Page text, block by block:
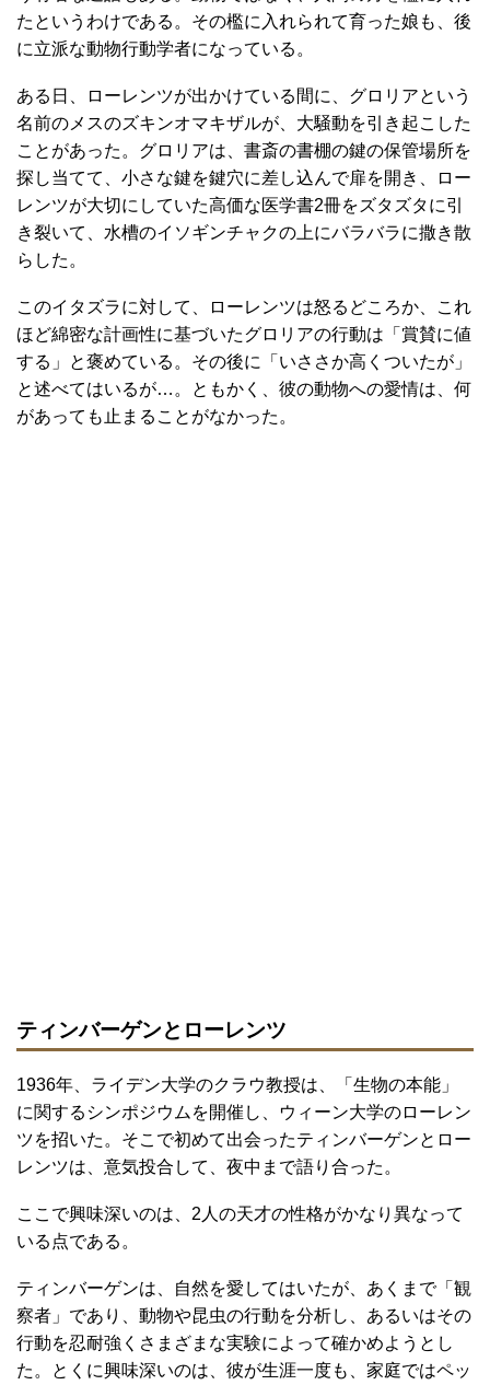
たというわけである。その檻に入れられて育った娘も、後
に立派な動物行動学者になっている。
ある日、ローレンツが出かけている間に、グロリアという
名前のメスのズキンオマキザルが、大騒動を引き起こした
ことがあった。グロリアは、書斎の書棚の鍵の保管場所を
探し当てて、小さな鍵を鍵穴に差し込んで扉を開き、ロー
レンツが大切にしていた高価な医学書2冊をズタズタに引
き裂いて、水槽のイソギンチャクの上にバラバラに撒き散
らした。
このイタズラに対して、ローレンツは怒るどころか、これ
ほど綿密な計画性に基づいたグロリアの行動は「賞賛に値
する」と褒めている。その後に「いささか高くついたが」
と述べてはいるが…。ともかく、彼の動物への愛情は、何
があっても止まることがなかった。
ティンバーゲンとローレンツ
1936年、ライデン大学のクラウ教授は、「生物の本能」
に関するシンポジウムを開催し、ウィーン大学のローレン
ツを招いた。そこで初めて出会ったティンバーゲンとロー
レンツは、意気投合して、夜中まで語り合った。
ここで興味深いのは、2人の天才の性格がかなり異なって
いる点である。
ティンバーゲンは、自然を愛してはいたが、あくまで「観
察者」であり、動物や昆虫の行動を分析し、あるいはその
行動を忍耐強くさまざまな実験によって確かめようとし
た。とくに興味深いのは、彼が生涯一度も、家庭ではペッ